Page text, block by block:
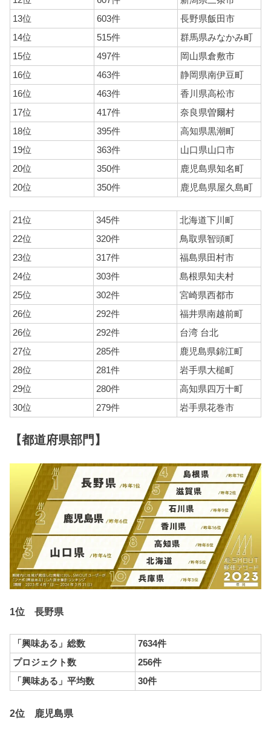
13位
603件
長野県飯田市
14位
515件
群馬県みなかみ町
15位
497件
岡山県倉敷市
16位
463件
静岡県南伊豆町
16位
463件
香川県高松市
17位
417件
奈良県曽爾村
18位
395件
高知県黒潮町
19位
363件
山口県山口市
20位
350件
鹿児島県知名町
20位
350件 鹿児島県屋久島町
21位 345件
北海道下川町
22位
320件
鳥取県智頭町
23位
317件
福島県田村市
24位
303件
島根県知夫村
25位
302件
宮崎県西都市
26位
292件
福井県南越前町
26位
292件
台湾 台北
27位
285件
鹿児島県錦江町
28位
281件
岩手県大槌町
29位
280件
高知県四万十町
30位
279件 岩手県花巻市
【都道府県部門】
1位 長野県
「興味ある」総数
7634件
プロジェクト数
256件
「興味ある」平均数
30件
2位 鹿児島県